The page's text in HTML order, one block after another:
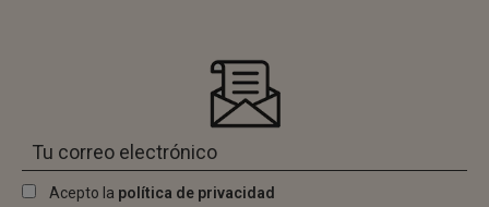
Acepto la política de privacidad